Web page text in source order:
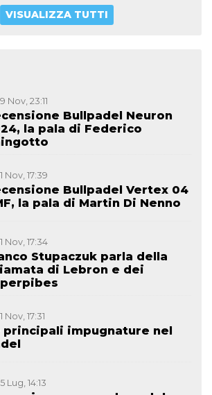
VISUALIZZA TUTTI
Nov, 23:11
Bullpadel Neuron
la pala di Federico
Nov, 17:39
Bullpadel Vertex 04
la pala di Martin Di Nenno
Nov, 17:34
Stupaczuk parla della
di Lebron e dei
Nov, 17:31
principali impugnature nel
Lug, 14:13